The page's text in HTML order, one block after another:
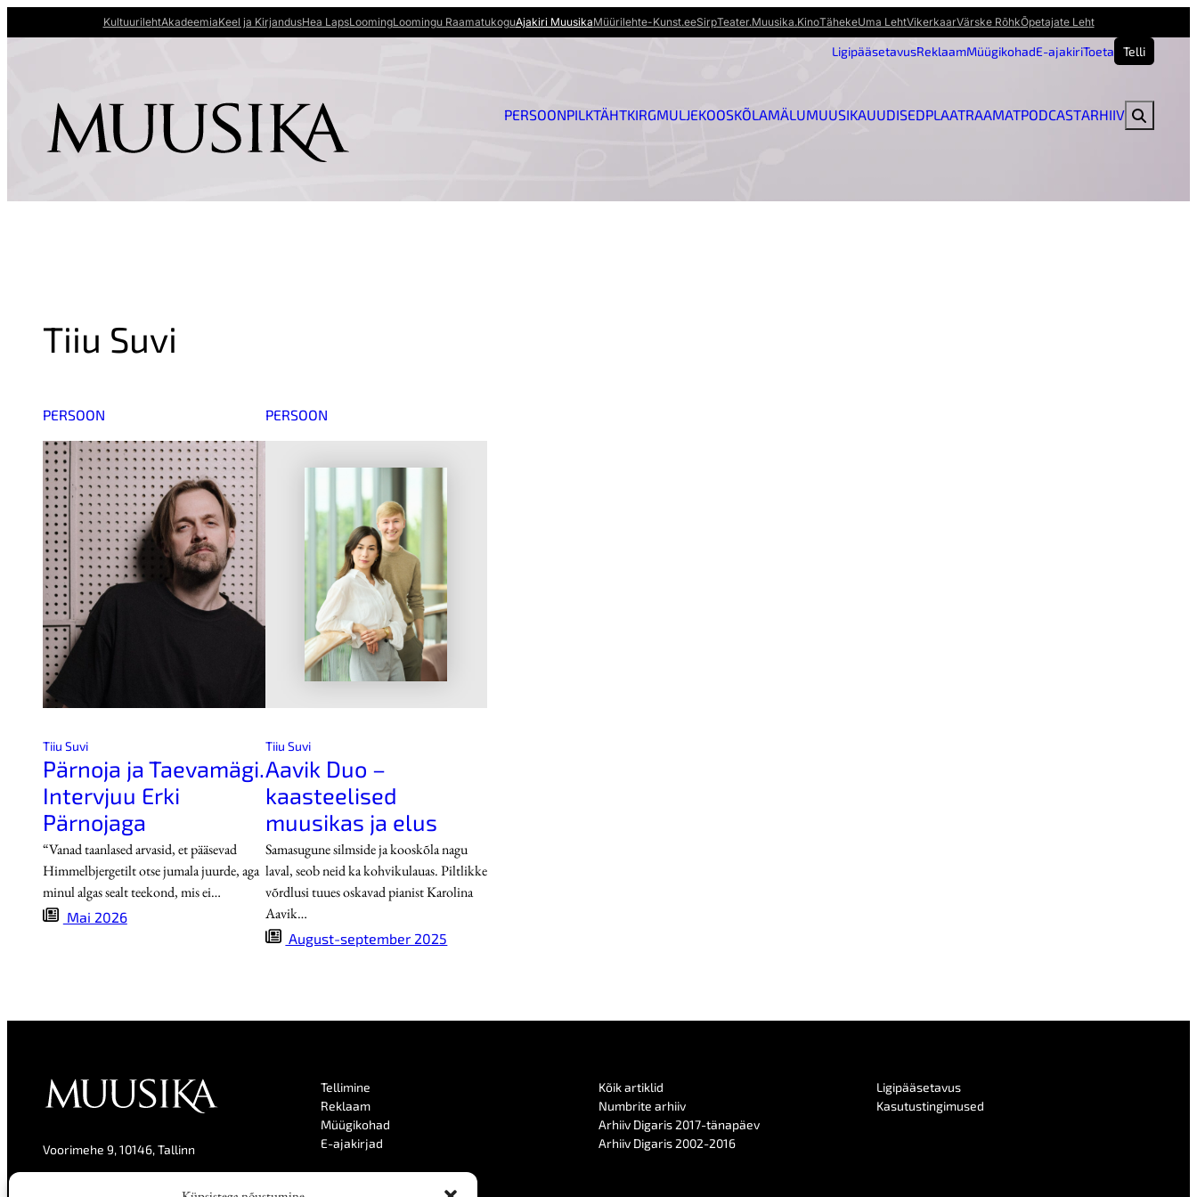
KultuurilehtAkadeemiaKeel ja KirjandusHea LapsLoomingLoomingu RaamatukoguAjakiri MuusikaMüürilehte-Kunst.eeSirpTeater.Muusika.KinoTähekeUma LehtVikerkaarVärske RõhkÕpetajate Leht
LigipääsetavusReklaamMüügikohadE-ajakiriToeta Telli
PERSOONPILKTÄHTKIRGMULJEKOOSKÕLAMÄLUMUUSIKAUUDISEDPLAATRAAMATPODCASTARHIIV
Tiiu Suvi
PERSOON
Tiiu Suvi
Pärnoja ja Taevamägi.
Intervjuu Erki
Pärnojaga
“Vanad taanlased arvasid, et pääsevad
Himmelbjergetilt otse jumala juurde, aga
minul algas sealt teekond, mis ei…
Mai 2026
PERSOON
Tiiu Suvi
Aavik Duo –
kaasteelised
muusikas ja elus
Samasugune silmside ja kooskõla nagu
laval, seob neid ka kohvikulauas. Piltlikke
võrdlusi tuues oskavad pianist Karolina
Aavik…
August-september 2025
Voorimehe 9, 10146, Tallinn
Tellimine
Reklaam
Müügikohad
E-ajakirjad
Kõik artiklid
Numbrite arhiiv
Arhiiv Digaris 2017-tänapäev
Arhiiv Digaris 2002-2016
Ligipääsetavus
Kasutustingimused